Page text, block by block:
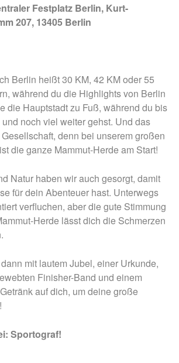
Festplatz Berlin, Kurt-
207, 13405 Berlin
Berlin heißt 30 KM, 42 KM oder 55
während du die Highlights von Berlin
die Hauptstadt zu Fuß, während du bis
noch viel weiter gehst. Und das
denn bei unserem großen
die ganze Mammut-Herde am Start!
Natur haben wir auch gesorgt, damit
für dein Abenteuer hast. Unterwegs
verfluchen, aber die gute Stimmung
Herde lässt dich die Schmerzen
mit lautem Jubel, einer Urkunde,
Finisher-Band und einem
auf dich, um deine große
Sportograf!